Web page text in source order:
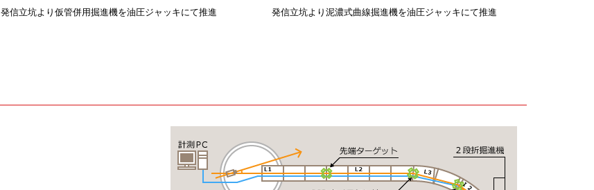
発信立坑より仮管併用掘進機を油圧ジャッキにて推進 発信立坑より泥濃式曲線掘進機を油圧ジャッキにて推進